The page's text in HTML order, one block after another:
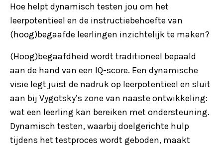
Hoe helpt dynamisch testen jou om het
leerpotentieel en de instructiebehoefte van
(hoog)begaafde leerlingen inzichtelijk te maken?
(Hoog)begaafdheid wordt traditioneel bepaald
aan de hand van een IQ-score. Een dynamische
visie legt juist de nadruk op leerpotentieel en sluit
aan bij Vygotsky’s zone van naaste ontwikkeling:
wat een leerling kan bereiken met ondersteuning.
Dynamisch testen, waarbij doelgerichte hulp
tijdens het testproces wordt geboden, maakt